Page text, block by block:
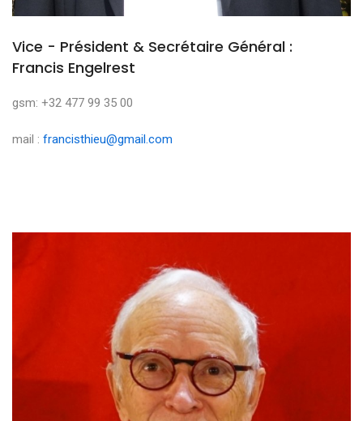
Vice - Président & Secrétaire Général :
Francis Engelrest
gsm: +32 477 99 35 00
mail : francisthieu@gmail.com